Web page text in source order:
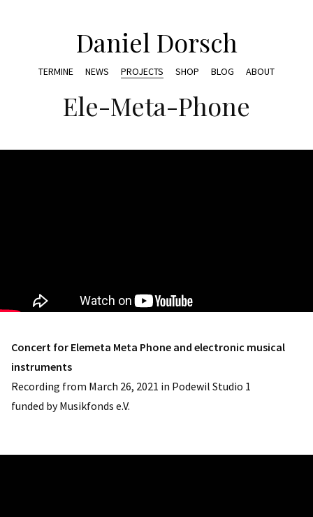
Daniel Dorsch
TERMINE NEWS PROJECTS SHOP BLOG ABOUT
Ele-Meta-Phone
Concert for Elemeta Meta Phone and electronic musical
instruments
Recording from March 26, 2021 in Podewil Studio 1
funded by Musikfonds e.V.